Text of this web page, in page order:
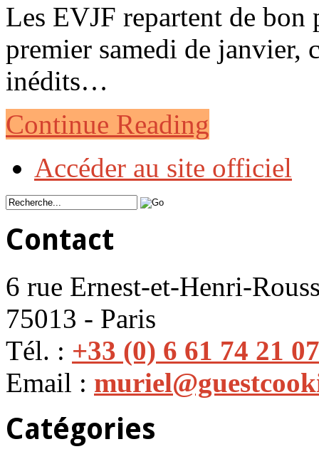
Les EVJF repartent de
premier samedi de janvier,
inédits…
Continue Reading
Accéder au site officiel
Contact
6 rue Ernest-et-Henri-
75013 - Paris
Tél. : +33 (0) 6 61 74 21 07
Email :
Catégories